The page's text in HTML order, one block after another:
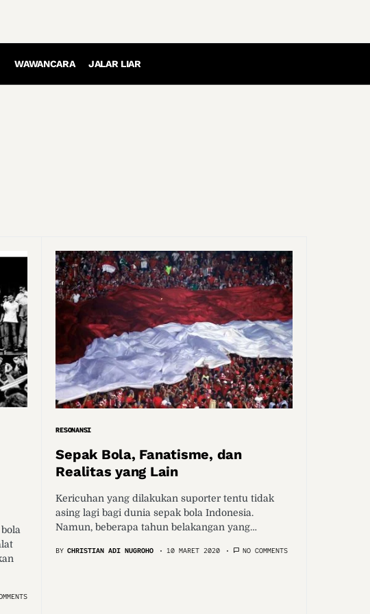
WAWANCARA JALAR LIAR
RESONANSI
Sepak Bola, Fanatisme, dan
Realitas yang Lain
Kericuhan yang dilakukan suporter tentu tidak
asing lagi bagi dunia sepak bola Indonesia.
Namun, beberapa tahun belakangan yang…
BY CHRISTIAN ADI NUGROHO 10 MARET 2020 NO COMMENTS